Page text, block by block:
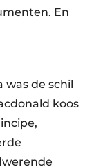
En
de schil
koos